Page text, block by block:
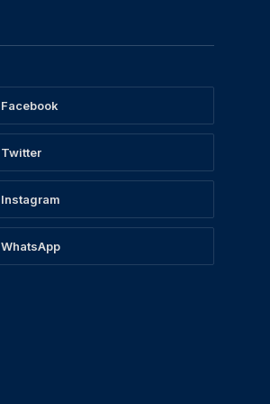
Facebook
Twitter
Instagram
WhatsApp